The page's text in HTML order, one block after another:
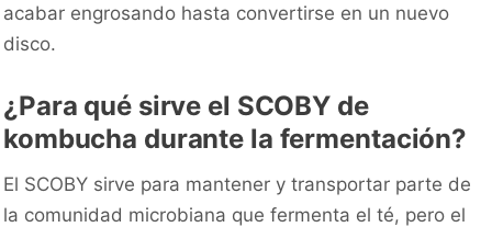
acabar engrosando hasta convertirse en un nuevo
disco.
¿Para qué sirve el SCOBY de
kombucha durante la fermentación?
El SCOBY sirve para mantener y transportar parte de
la comunidad microbiana que fermenta el té, pero el